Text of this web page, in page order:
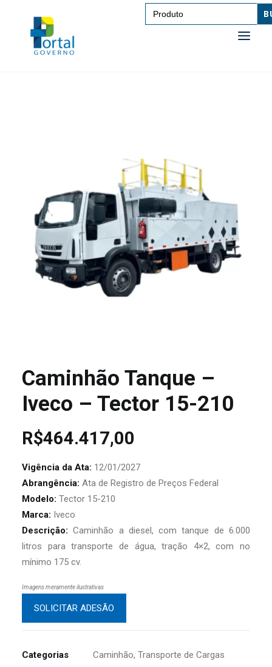
Search
for:
OUTROS
Caminhão Tanque –
Iveco – Tector 15-210
R$464.417,00
Vigência da Ata: 12/01/2027
Abrangência: Ata de Registro de Preços Federal
Modelo: Tector 15-210
Marca: Iveco
Descrição: Caminhão a diesel, com tanque de 6.000
litros para transporte de água, tração 4×2, com no
mínimo 175 cv.
Imagens meramente ilustrativas
SOLICITAR ADESÃO
Categorias Caminhão, Transporte de Cargas